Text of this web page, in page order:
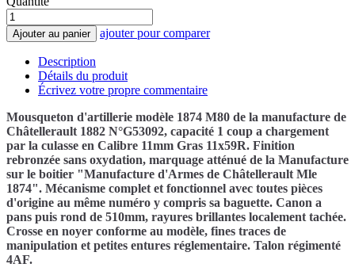
Ajouter au panier ajouter pour comparer
Description
Détails du produit
Écrivez votre propre commentaire
Mousqueton d'artillerie modèle 1874 M80 de la manufacture de
Châtellerault 1882 N°G53092, capacité 1 coup a chargement
par la culasse en Calibre 11mm Gras 11x59R. Finition
rebronzée sans oxydation, marquage atténué de la Manufacture
sur le boitier "Manufacture d'Armes de Châtellerault Mle
1874". Mécanisme complet et fonctionnel avec toutes pièces
d'origine au même numéro y compris sa baguette. Canon a
pans puis rond de 510mm, rayures brillantes localement tachée.
Crosse en noyer conforme au modèle, fines traces de
manipulation et petites entures réglementaire. Talon régimenté
4AF.